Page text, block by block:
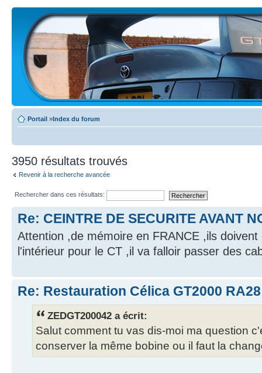
Portail »Index du forum
3950 résultats trouvés
Revenir à la recherche avancée
Rechercher dans ces résultats:
Re: CEINTRE DE SECURITE AVANT
Attention ,de mémoire en FRANCE ,ils
l'intérieur pour le CT ,il va falloir passer des
Re: Restauration Célica GT2000 RA28
ZEDGT200042 a écrit:
Salut comment tu vas dis-moi ma question
conserver la même bobine ou il faut la